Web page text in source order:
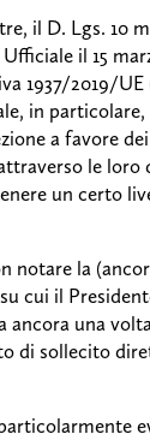
il D. Lgs. 10
il 15
1937/2019/
in particolare,
a favore dei
le loro
un certo
notare la
cui il
ancora una
di sollecito